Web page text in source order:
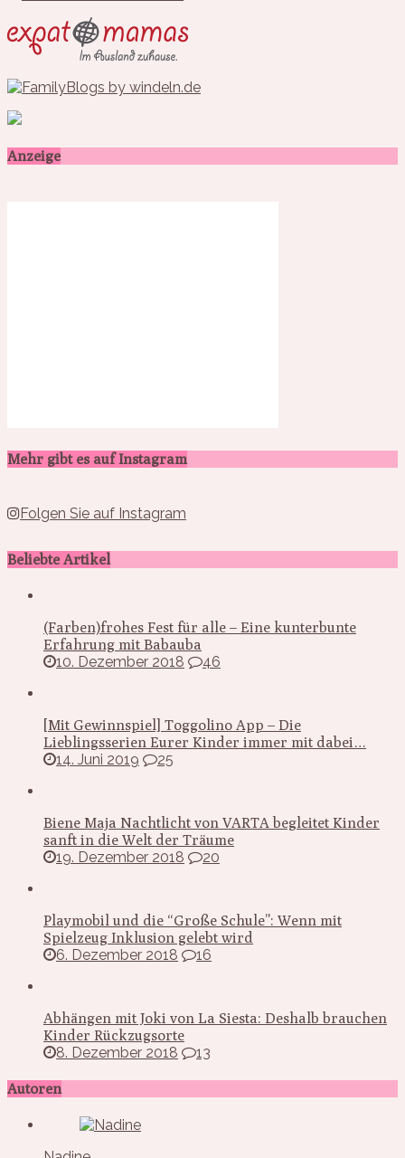
Anzeige
Mehr gibt es auf Instagram
Folgen Sie auf Instagram
Beliebte Artikel
(Farben)frohes Fest für alle – Eine kunterbunte
Erfahrung mit Babauba
10. Dezember 2018
46
[Mit Gewinnspiel] Toggolino App – Die
Lieblingsserien Eurer Kinder immer mit dabei…
14. Juni 2019
25
Biene Maja Nachtlicht von VARTA begleitet Kinder
sanft in die Welt der Träume
19. Dezember 2018
20
Playmobil und die “Große Schule”: Wenn mit
Spielzeug Inklusion gelebt wird
6. Dezember 2018
16
Abhängen mit Joki von La Siesta: Deshalb brauchen
Kinder Rückzugsorte
8. Dezember 2018
13
Autoren